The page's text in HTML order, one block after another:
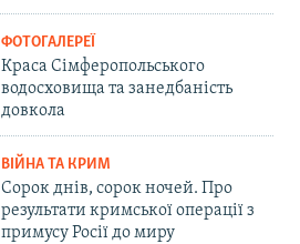
ФОТОГАЛЕРЕЇ
Краса Сімферопольського
водосховища та занедбаність
довкола
ВІЙНА ТА КРИМ
Сорок днів, сорок ночей. Про
результати кримської операції з
примусу Росії до миру